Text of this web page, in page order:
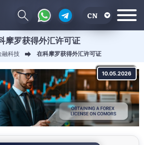
CN
UA
摩罗获得外汇许可证
融科技 在科摩罗获得外汇许可证
10.05.2026